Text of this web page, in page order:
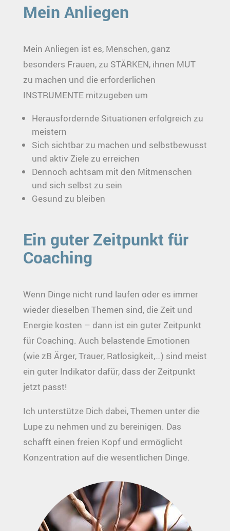
Mein Anliegen
Mein Anliegen ist es, Menschen, ganz
besonders Frauen, zu STÄRKEN, ihnen MUT
zu machen und die erforderlichen
INSTRUMENTE mitzugeben um
Herausfordernde Situationen erfolgreich zu
meistern
Sich sichtbar zu machen und selbstbewusst
und aktiv Ziele zu erreichen
Dennoch achtsam mit den Mitmenschen
und sich selbst zu sein
Gesund zu bleiben
Ein guter Zeitpunkt für
Coaching
Wenn Dinge nicht rund laufen oder es immer
wieder dieselben Themen sind, die Zeit und
Energie kosten – dann ist ein guter Zeitpunkt
für Coaching. Auch belastende Emotionen
(wie zB Ärger, Trauer, Ratlosigkeit,…) sind meist
ein guter Indikator dafür, dass der Zeitpunkt
jetzt passt!
Ich unterstütze Dich dabei, Themen unter die
Lupe zu nehmen und zu bereinigen. Das
schafft einen freien Kopf und ermöglicht
Konzentration auf die wesentlichen Dinge.